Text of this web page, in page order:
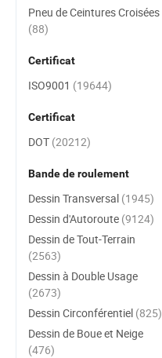
Pneu de Ceintures Croisées
(88)
Certificat
ISO9001 (19644)
Certificat
DOT (20212)
Bande de roulement
Dessin Transversal (1945)
Dessin d'Autoroute (9124)
Dessin de Tout-Terrain
(2563)
Dessin à Double Usage
(2673)
Dessin Circonférentiel (825)
Dessin de Boue et Neige
(476)